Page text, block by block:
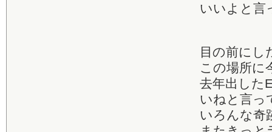
いいよと言
目の前にし
この場所に
去年出した
いねと言っ
いろんな奇